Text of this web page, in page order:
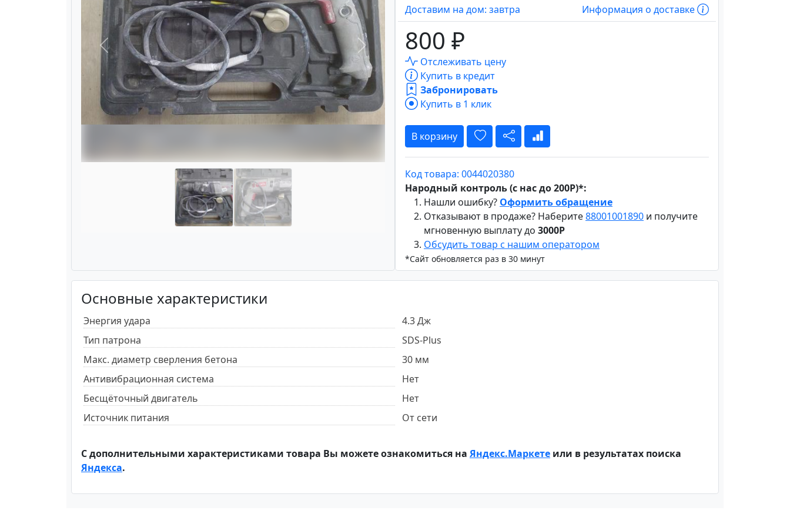
Назад Вперёд
Доставим на дом: завтра
Информация о доставке
800 ₽
Отслеживать цену
Купить в кредит
Забронировать
Купить в 1 клик
В корзину
Код товара: 0044020380
Народный контроль (с нас до 200Р)*:
Нашли ошибку? Оформить обращение
Отказывают в продаже? Наберите88001001890 и получите
мгновенную выплату до 3000Р
Обсудить товар с нашим оператором
*Сайт обновляется раз в 30 минут
Основные характеристики
Энергия удара
4.3 Дж
Тип патрона
SDS-Plus
Макс. диаметр сверления бетона
30 мм
Антивибрационная система
Нет
Бесщёточный двигатель
Нет
Источник питания
От сети
С дополнительными характеристиками товара Вы можете ознакомиться на Яндекс.Маркете или в результатах поиска
Яндекса.